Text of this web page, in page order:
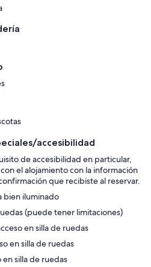
accesibilidad
de accesibilidad en particular,
el alojamiento con la información
que recibiste al reservar.
bien iluminado
(puede tener limitaciones)
en silla de ruedas
en silla de ruedas
en silla de ruedas